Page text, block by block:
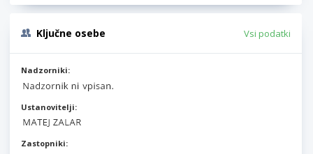
Ključne osebe Vsi podatki
Nadzorniki:
Ustanovitelji:
Zastopniki: